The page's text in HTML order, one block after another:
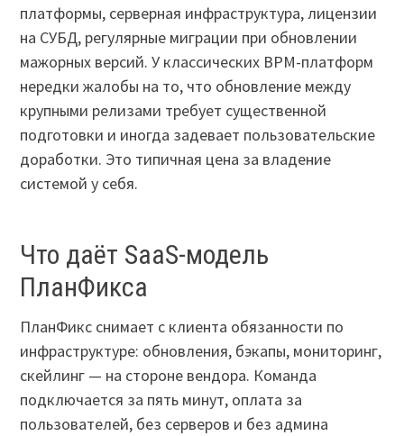
платформы, серверная инфраструктура, лицензии
на СУБД, регулярные миграции при обновлении
мажорных версий. У классических BPM-платформ
нередки жалобы на то, что обновление между
крупными релизами требует существенной
подготовки и иногда задевает пользовательские
доработки. Это типичная цена за владение
системой у себя.
Что даёт SaaS-модель
ПланФикса
ПланФикс снимает с клиента обязанности по
инфраструктуре: обновления, бэкапы, мониторинг,
скейлинг — на стороне вендора. Команда
подключается за пять минут, оплата за
пользователей, без серверов и без админа